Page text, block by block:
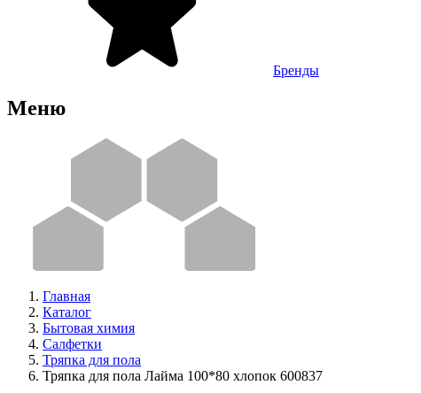
Бренды
Меню
Главная
Каталог
Бытовая химия
Салфетки
Тряпка для пола
Тряпка для пола Лайма 100*80 хлопок 600837